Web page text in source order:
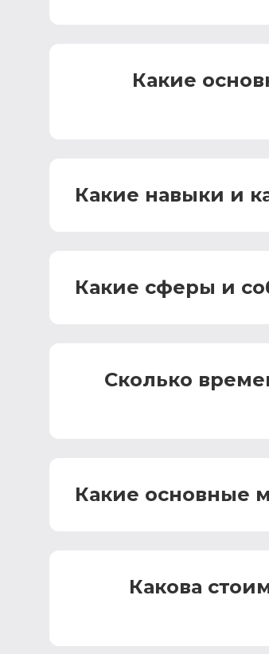
Какие
Какие навыки и
Какие сферы и
Сколько
Какие основные
Какова